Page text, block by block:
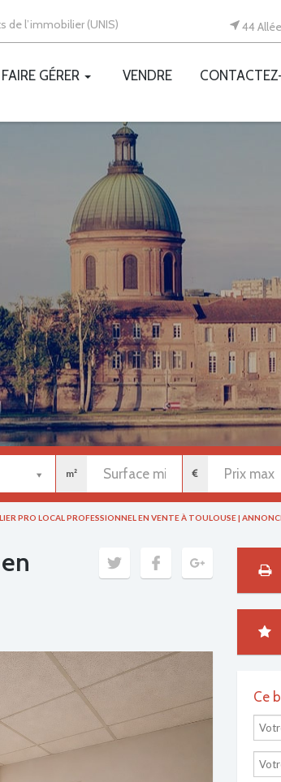
de l’immobilier (UNIS) 44
FAIRE GÉRER VENDRE
m²
PRO LOCAL PROFESSIONNEL EN VENTE À TOULOUSE |
Next
Ce